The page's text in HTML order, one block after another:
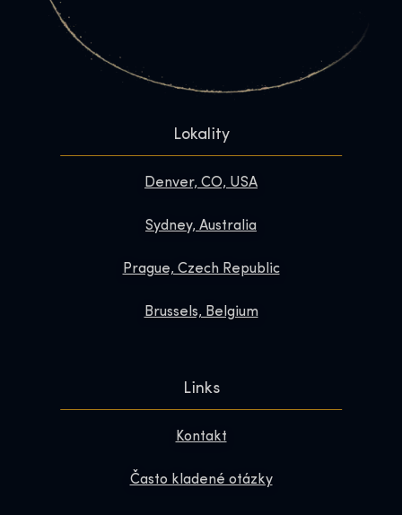
Lokality
Denver, CO, USA
Sydney, Australia
Prague, Czech Republic
Brussels, Belgium
Links
Kontakt
Často kladené otázky